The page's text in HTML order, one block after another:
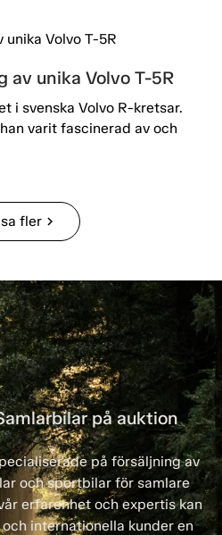
av unika Volvo T-5R
i svenska Volvo R-kretsar.
varit fascinerad av och
flerchevron_right
på auktion
på försäljning av
och sportbilar för samlare
erfarenhet och expertis kan
internationella kunder en